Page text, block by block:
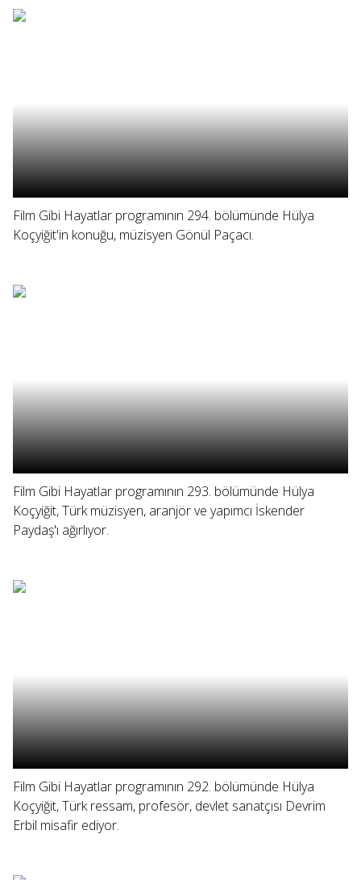
Film Gibi Hayatlar programının 294. bölümünde Hülya
Koçyiğit'in konuğu, müzisyen Gönül Paçacı.
Film Gibi Hayatlar programının 293. bölümünde Hülya
Koçyiğit, Türk müzisyen, aranjör ve yapımcı İskender
Paydaş'ı ağırlıyor.
Film Gibi Hayatlar programının 292. bölümünde Hülya
Koçyiğit, Türk ressam, profesör, devlet sanatçısı Devrim
Erbil misafir ediyor.